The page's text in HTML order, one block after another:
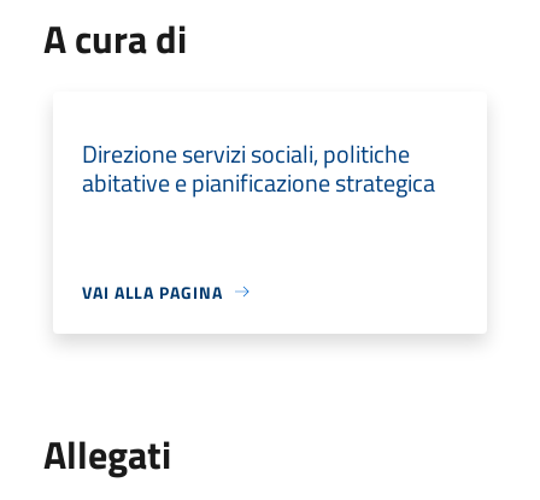
A cura di
Direzione servizi sociali, politiche
abitative e pianificazione strategica
VAI ALLA PAGINA
Allegati